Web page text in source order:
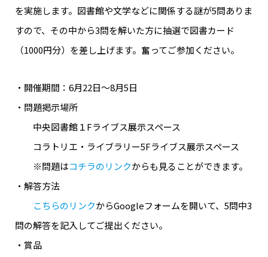
を実施します。図書館や文学などに関係する謎が5問ありま
すので、その中から3問を解いた方に抽選で図書カード
（1000円分）を差し上げます。奮ってご参加ください。
・開催期間：6月22日～8月5日
・問題掲示場所
中央図書館１Fライブス展示スペース
コラトリエ・ライブラリー5Fライブス展示スペース
※問題はコチラのリンクからも見ることができます。
・解答方法
こちらのリンクからGoogleフォームを開いて、5問中3
問の解答を記入してご提出ください。
・賞品